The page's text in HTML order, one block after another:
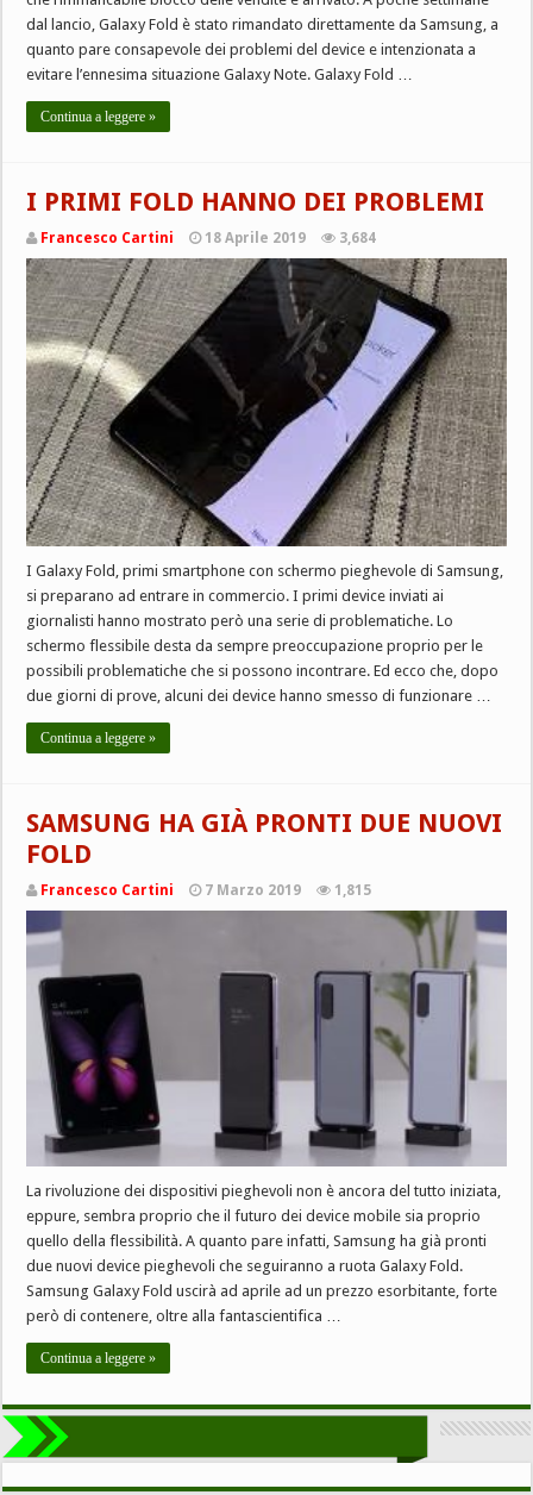
dal lancio, Galaxy Fold è stato rimandato direttamente da Samsung, a
quanto pare consapevole dei problemi del device e intenzionata a
evitare l’ennesima situazione Galaxy Note. Galaxy Fold …
Continua a leggere »
I PRIMI FOLD HANNO DEI PROBLEMI
Francesco Cartini 18 Aprile 2019 3,684
I Galaxy Fold, primi smartphone con schermo pieghevole di Samsung,
si preparano ad entrare in commercio. I primi device inviati ai
giornalisti hanno mostrato però una serie di problematiche. Lo
schermo flessibile desta da sempre preoccupazione proprio per le
possibili problematiche che si possono incontrare. Ed ecco che, dopo
due giorni di prove, alcuni dei device hanno smesso di funzionare …
Continua a leggere »
SAMSUNG HA GIÀ PRONTI DUE NUOVI
FOLD
Francesco Cartini 7 Marzo 2019 1,815
La rivoluzione dei dispositivi pieghevoli non è ancora del tutto iniziata,
eppure, sembra proprio che il futuro dei device mobile sia proprio
quello della flessibilità. A quanto pare infatti, Samsung ha già pronti
due nuovi device pieghevoli che seguiranno a ruota Galaxy Fold.
Samsung Galaxy Fold uscirà ad aprile ad un prezzo esorbitante, forte
però di contenere, oltre alla fantascientifica …
Continua a leggere »